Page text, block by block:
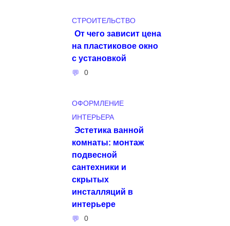
СТРОИТЕЛЬСТВО
От чего зависит цена
на пластиковое окно
с установкой
0
ОФОРМЛЕНИЕ
ИНТЕРЬЕРА
Эстетика ванной
комнаты: монтаж
подвесной
сантехники и
скрытых
инсталляций в
интерьере
0